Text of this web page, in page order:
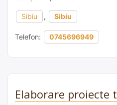
Sibiu , Sibiu
Telefon: 0745696949
Elaborare proiecte